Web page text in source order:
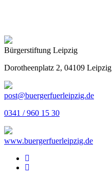
Bürgerstiftung Leipzig
Dorotheenplatz 2, 04109 Leipzig
post@buergerfuerleipzig.de
0341 / 960 15 30
www.buergerfuerleipzig.de